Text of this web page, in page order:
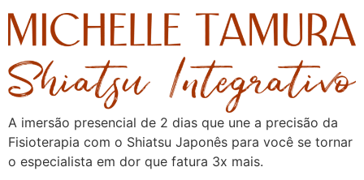
A imersão presencial de 2 dias que une a precisão da
Fisioterapia com o Shiatsu Japonês para você se tornar
o especialista em dor que fatura 3x mais.